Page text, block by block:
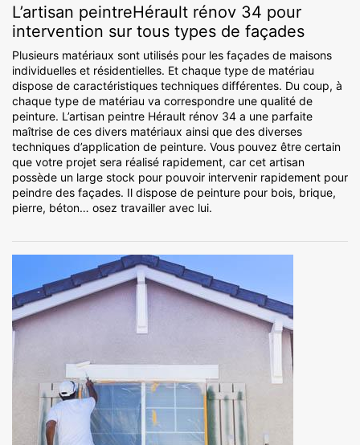
L’artisan peintreHérault rénov 34 pour
intervention sur tous types de façades
Plusieurs matériaux sont utilisés pour les façades de maisons
individuelles et résidentielles. Et chaque type de matériau
dispose de caractéristiques techniques différentes. Du coup, à
chaque type de matériau va correspondre une qualité de
peinture. L’artisan peintre Hérault rénov 34 a une parfaite
maîtrise de ces divers matériaux ainsi que des diverses
techniques d’application de peinture. Vous pouvez être certain
que votre projet sera réalisé rapidement, car cet artisan
possède un large stock pour pouvoir intervenir rapidement pour
peindre des façades. Il dispose de peinture pour bois, brique,
pierre, béton… osez travailler avec lui.